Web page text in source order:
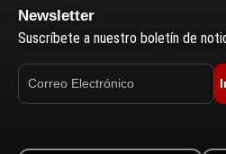
Newsletter
Suscríbete a nuestro boletín de